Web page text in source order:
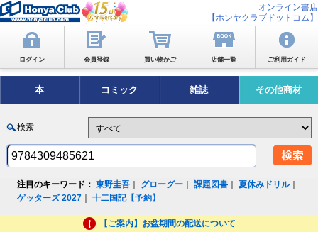
オンライン書店
【ホンヤクラブドットコム】
ログイン 会員登録 買い物かご 店舗一覧 ご利用ガイド
本 コミック 雑誌 その他商材
検索
注目のキーワード： 東野圭吾 グローグー ｜課題図書 ｜夏休みドリル｜
ゲッターズ 2027 ｜十二国記【予約】
【ご案内】お盆期間の配送について